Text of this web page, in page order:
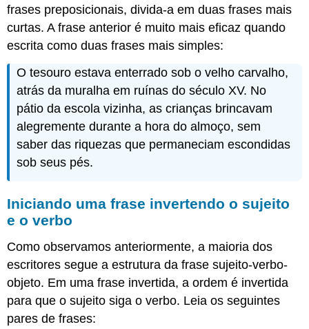
frases preposicionais, divida-a em duas frases mais
curtas. A frase anterior é muito mais eficaz quando
escrita como duas frases mais simples:
O tesouro estava enterrado sob o velho carvalho,
atrás da muralha em ruínas do século XV. No
pátio da escola vizinha, as crianças brincavam
alegremente durante a hora do almoço, sem
saber das riquezas que permaneciam escondidas
sob seus pés.
Iniciando uma frase invertendo o sujeito
e o verbo
Como observamos anteriormente, a maioria dos
escritores segue a estrutura da frase sujeito-verbo-
objeto. Em uma frase invertida, a ordem é invertida
para que o sujeito siga o verbo. Leia os seguintes
pares de frases: